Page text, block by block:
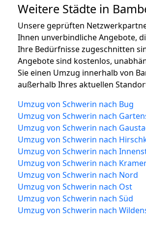
Weitere Städte in
Unsere geprüften
Ihnen unverbindliche Angebote,
Ihre Bedürfnisse zugeschnitten
Angebote sind kostenlos,
Sie einen Umzug innerhalb von
außerhalb Ihres aktuellen
Umzug von Schwerin nach Bug
Umzug von Schwerin nach
Umzug von Schwerin nach
Umzug von Schwerin nach
Umzug von Schwerin nach
Umzug von Schwerin nach
Umzug von Schwerin nach Nord
Umzug von Schwerin nach Ost
Umzug von Schwerin nach Süd
Umzug von Schwerin nach